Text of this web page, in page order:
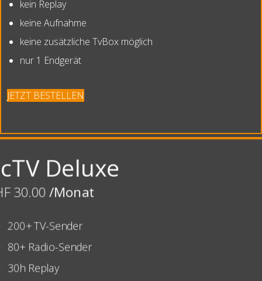
kein Replay
keine Aufnahme
keine zusätzliche TvBox möglich
nur 1 Endgerät
JETZT BESTELLEN
Deluxe
30.00 /Monat
200+ TV-Sender
80+ Radio-Sender
30h Replay